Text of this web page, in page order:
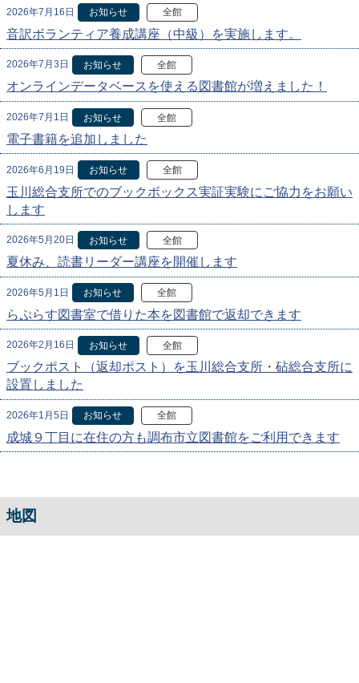
2026年7月16日 お知らせ 全館
音訳ボランティア養成講座（中級）を実施します。
2026年7月3日 お知らせ 全館
オンラインデータベースを使える図書館が増えました！
2026年7月1日 お知らせ 全館
電子書籍を追加しました
2026年6月19日 お知らせ 全館
玉川総合支所でのブックボックス実証実験にご協力をお願い
します
2026年5月20日 お知らせ 全館
夏休み、読書リーダー講座を開催します
2026年5月1日 お知らせ 全館
らぷらす図書室で借りた本を図書館で返却できます
2026年2月16日 お知らせ 全館
ブックポスト（返却ポスト）を玉川総合支所・砧総合支所に
設置しました
2026年1月5日 お知らせ 全館
成城９丁目に在住の方も調布市立図書館をご利用できます
地図